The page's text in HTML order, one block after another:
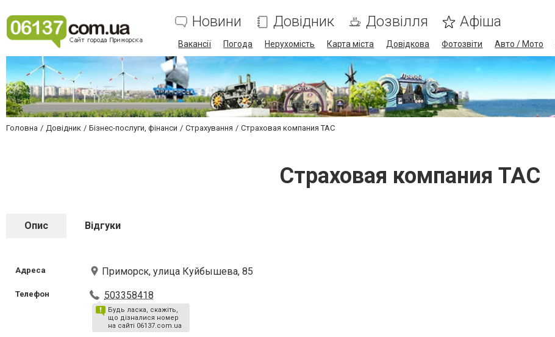
Новини Довідник Дозвілля Афіша
Вакансії Погода Нерухомість Карта міста Довідкова Фотозвіти Авто / Мото
Головна Довідник Бізнес-послуги, фінанси Страхування Страховая компания ТАС
Страховая компания ТАС
Опис Відгуки
Адреса Приморск, улица Куйбышева, 85
Телефон 503358418
Будь ласка, скажіть,
що дізналися номер
на сайті 06137.com.ua